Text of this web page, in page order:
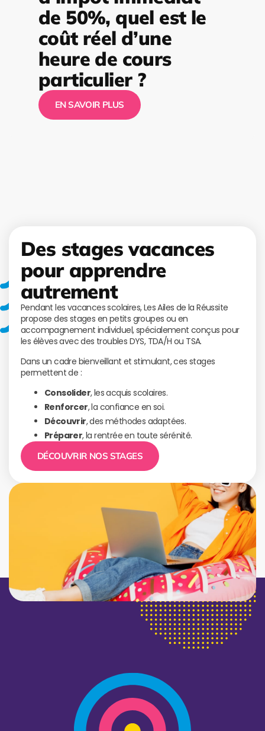
de 50%, quel est le
coût réel d’une
heure de cours
particulier ?
EN SAVOIR PLUS
Des stages vacances
pour apprendre
autrement
Pendant les vacances scolaires, Les Ailes de la Réussite
propose des stages en petits groupes ou en
accompagnement individuel, spécialement conçus pour
les élèves avec des troubles DYS, TDA/H ou TSA.
Dans un cadre bienveillant et stimulant, ces stages
permettent de :
Consolider, les acquis scolaires.
Renforcer, la confiance en soi.
Découvrir, des méthodes adaptées.
Préparer, la rentrée en toute sérénité.
DÉCOUVRIR NOS STAGES